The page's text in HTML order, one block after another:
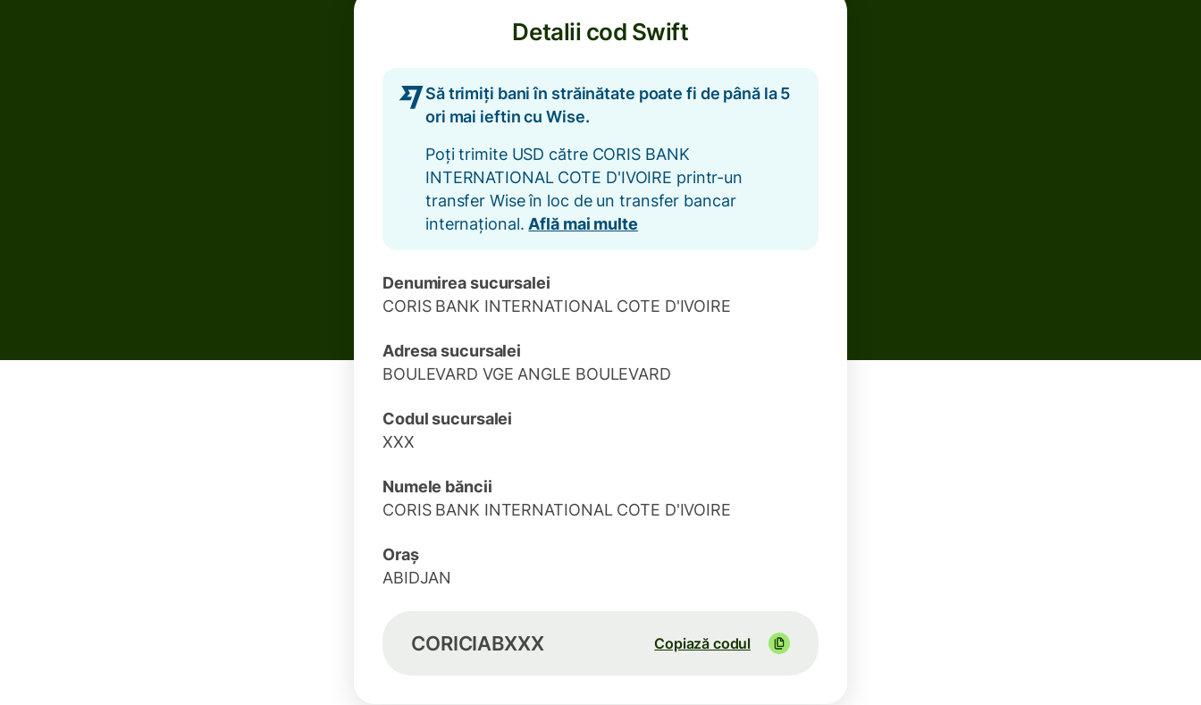
Detalii cod Swift
Să trimiți bani în străinătate poate fi de până la 5
ori mai ieftin cu Wise.
Poți trimite USD către CORIS BANK
INTERNATIONAL COTE D'IVOIRE printr-un
transfer Wise în loc de un transfer bancar
internațional. Află mai multe
Denumirea sucursalei
CORIS BANK INTERNATIONAL COTE D'IVOIRE
Adresa sucursalei
BOULEVARD VGE ANGLE BOULEVARD
Codul sucursalei
XXX
Numele băncii
CORIS BANK INTERNATIONAL COTE D'IVOIRE
Oraș
ABIDJAN
CORICIABXXX Copiază codul